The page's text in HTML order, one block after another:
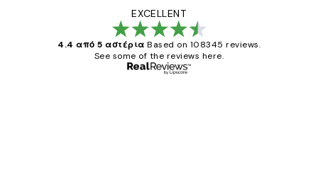
EXCELLENT
4.4 από 5 αστέρια Based on 108345 reviews.
See some of the reviews here.